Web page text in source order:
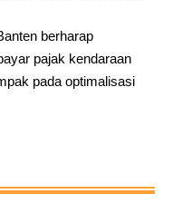
berharap
pajak kendaraan
pada optimalisasi